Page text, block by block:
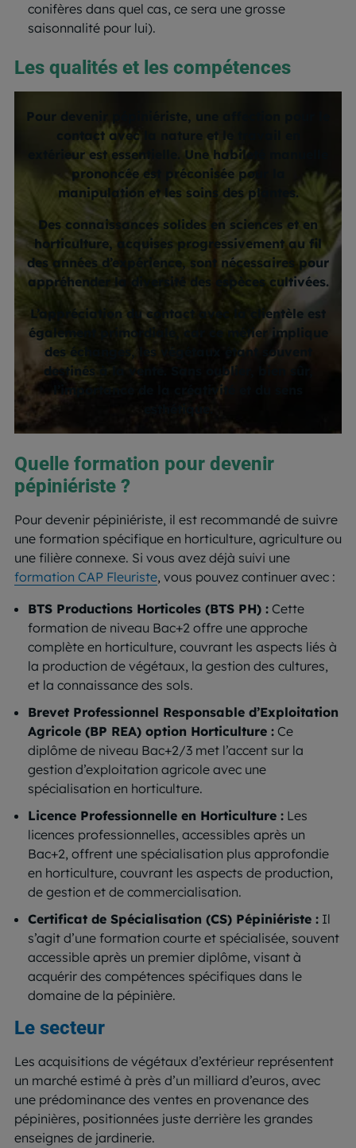
conifères dans quel cas, ce sera une grosse
saisonnalité pour lui).
Les qualités et les compétences
Pour devenir pépiniériste, une affection pour le
contact avec la nature et le travail en
extérieur est essentielle. Une habileté manuelle
prononcée est préconisée pour la
manipulation et les soins des plantes.
Des connaissances solides en sciences et en
horticulture, acquises progressivement au fil
des années d’expérience, sont nécessaires pour
appréhender la diversité des espèces cultivées.
L’appréciation du contact avec la clientèle est
également primordiale, car ce métier implique
des échanges, les végétaux étant souvent
destinés à la vente. Sans oublier, bien sûr,
l’importance de la créativité et du sens
Quelle formation pour devenir
pépiniériste ?
Pour devenir pépiniériste, il est recommandé de suivre
une formation spécifique en horticulture, agriculture ou
une filière connexe. Si vous avez déjà suivi une
formation CAP Fleuriste, vous pouvez continuer avec :
BTS Productions Horticoles (BTS PH) : Cette
formation de niveau Bac+2 offre une approche
complète en horticulture, couvrant les aspects liés à
la production de végétaux, la gestion des cultures,
et la connaissance des sols.
Brevet Professionnel Responsable d’Exploitation
Agricole (BP REA) option Horticulture : Ce
diplôme de niveau Bac+2/3 met l’accent sur la
gestion d’exploitation agricole avec une
spécialisation en horticulture.
Licence Professionnelle en Horticulture : Les
licences professionnelles, accessibles après un
Bac+2, offrent une spécialisation plus approfondie
en horticulture, couvrant les aspects de production,
de gestion et de commercialisation.
Certificat de Spécialisation (CS) Pépiniériste : Il
s’agit d’une formation courte et spécialisée, souvent
accessible après un premier diplôme, visant à
acquérir des compétences spécifiques dans le
domaine de la pépinière.
Le secteur
Les acquisitions de végétaux d’extérieur représentent
un marché estimé à près d’un milliard d’euros, avec
une prédominance des ventes en provenance des
pépinières, positionnées juste derrière les grandes
enseignes de jardinerie.